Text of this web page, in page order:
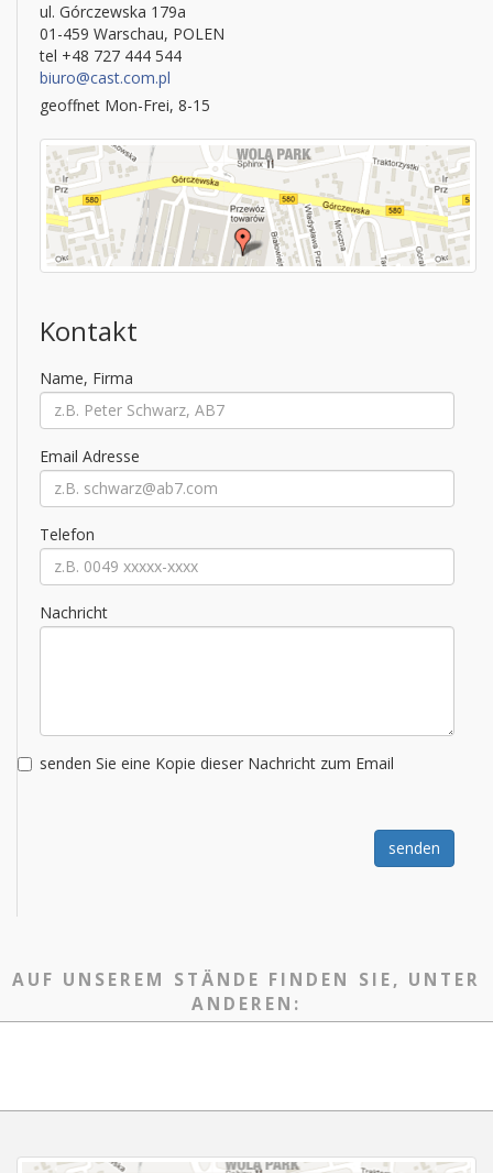
ul. Górczewska 179a
01-459 Warschau, POLEN
tel +48 727 444 544
biuro@cast.com.pl
geoffnet Mon-Frei, 8-15
Kontakt
Name, Firma
Email Adresse
Telefon
Nachricht
senden Sie eine Kopie dieser Nachricht zum Email
senden
AUF UNSEREM STÄNDE FINDEN SIE, UNTER
ANDEREN: